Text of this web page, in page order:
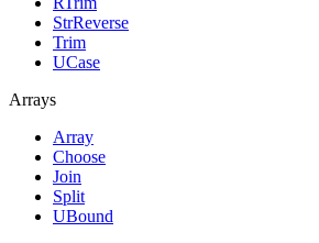
StrReverse
Trim
UCase
Arrays
Array
Choose
Join
Split
UBound